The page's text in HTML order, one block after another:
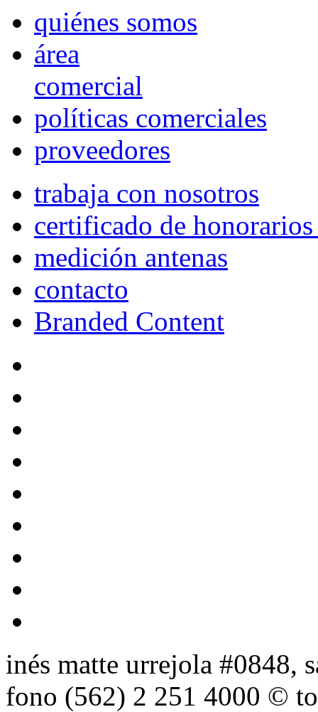
quiénes somos
área
comercial
políticas comerciales
proveedores
trabaja con nosotros
certificado de
medición antenas
contacto
Branded Content
inés matte urrejola #0848,
fono (562) 2 251 4000 ©